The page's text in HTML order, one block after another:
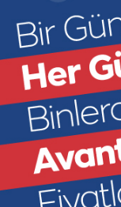
Droneli
Ana Sayfa Spor